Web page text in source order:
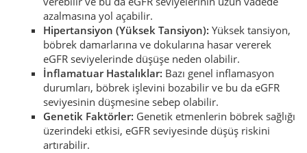
azalmasına yol açabilir.
Hipertansiyon (Yüksek Tansiyon): Yüksek tansiyon,
böbrek damarlarına ve dokularına hasar vererek
eGFR seviyelerinde düşüşe neden olabilir.
İnflamatuar Hastalıklar: Bazı genel inflamasyon
durumları, böbrek işlevini bozabilir ve bu da eGFR
seviyesinin düşmesine sebep olabilir.
Genetik Faktörler: Genetik etmenlerin böbrek sağlığı
üzerindeki etkisi, eGFR seviyesinde düşüş riskini
artırabilir.